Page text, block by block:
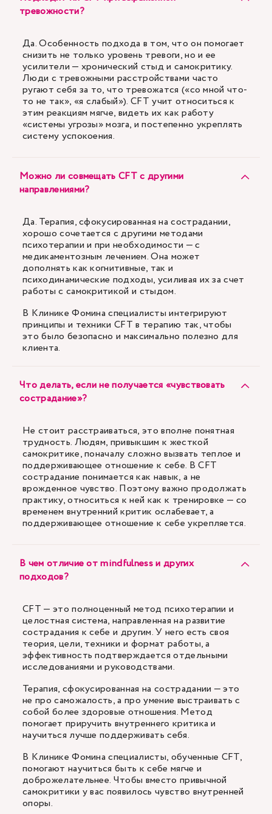
тревожности?
Да. Особенность подхода в том, что он помогает
снизить не только уровень тревоги, но и ее
усилители — хронический стыд и самокритику.
Люди с тревожными расстройствами часто
ругают себя за то, что тревожатся («со мной что-
то не так», «я слабый»). CFT учит относиться к
этим реакциям мягче, видеть их как работу
«системы угрозы» мозга, и постепенно укреплять
систему успокоения.
Можно ли совмещать CFT с другими
направлениями?
Да. Терапия, сфокусированная на сострадании,
хорошо сочетается с другими методами
психотерапии и при необходимости — с
медикаментозным лечением. Она может
дополнять как когнитивные, так и
психодинамические подходы, усиливая их за счет
работы с самокритикой и стыдом.
В Клинике Фомина специалисты интегрируют
принципы и техники CFT в терапию так, чтобы
это было безопасно и максимально полезно для
клиента.
Что делать, если не получается «чувствовать
сострадание»?
Не стоит расстраиваться, это вполне понятная
трудность. Людям, привыкшим к жесткой
самокритике, поначалу сложно вызвать теплое и
поддерживающее отношение к себе. В CFT
сострадание понимается как навык, а не
врожденное чувство. Поэтому важно продолжать
практику, относиться к ней как к тренировке — со
временем внутренний критик ослабевает, а
поддерживающее отношение к себе укрепляется.
В чем отличие от mindfulness и других
подходов?
CFT — это полноценный метод психотерапии и
целостная система, направленная на развитие
сострадания к себе и другим. У него есть своя
теория, цели, техники и формат работы, а
эффективность подтверждается отдельными
исследованиями и руководствами.
Терапия, сфокусированная на сострадании — это
не про саможалость, а про умение выстраивать с
собой более здоровые отношения. Метод
помогает приручить внутреннего критика и
научиться лучше поддерживать себя.
В Клинике Фомина специалисты, обученные CFT,
помогают научиться быть к себе мягче и
доброжелательнее. Чтобы вместо привычной
самокритики у вас появилось чувство внутренней
опоры.